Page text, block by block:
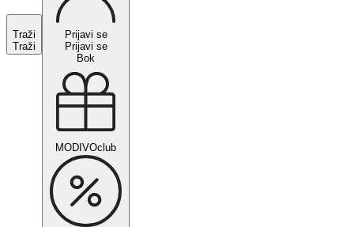
Traži
Traži
Prijavi se
Prijavi se
Bok
MODIVOclub